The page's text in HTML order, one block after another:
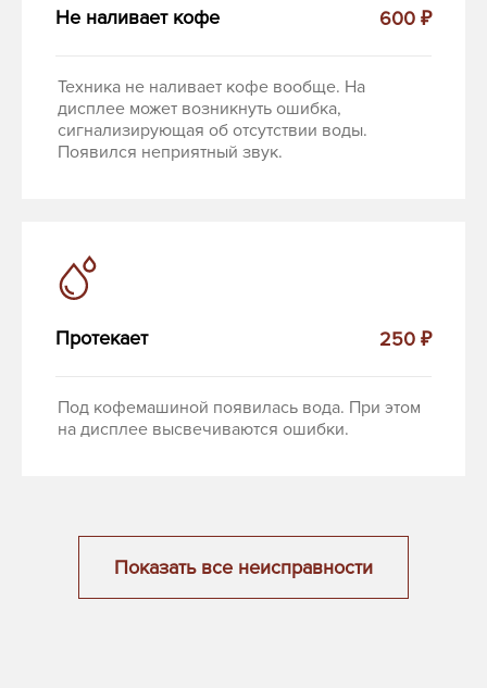
Не наливает кофе 600 ₽
Техника не наливает кофе вообще. На
дисплее может возникнуть ошибка,
сигнализирующая об отсутствии воды.
Появился неприятный звук.
Протекает 250 ₽
Под кофемашиной появилась вода. При этом
на дисплее высвечиваются ошибки.
Показать все неисправности